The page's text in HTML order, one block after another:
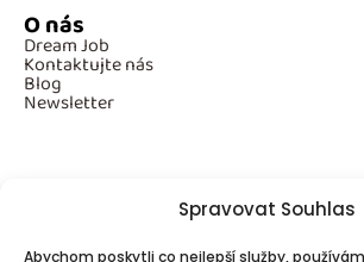
Spravovat Souhlas
Abychom poskytli co nejlepší služby,
O nás
Dream Job
Kontaktujte nás
Blog
Newsletter
Povinné informace
Cookies